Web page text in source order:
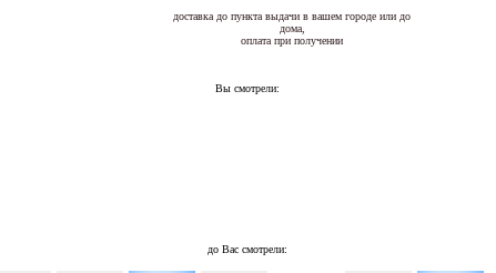
доставка до пункта выдачи в вашем городе или до
дома,
оплата при получении
Вы смотрели:
до Вас смотрели: